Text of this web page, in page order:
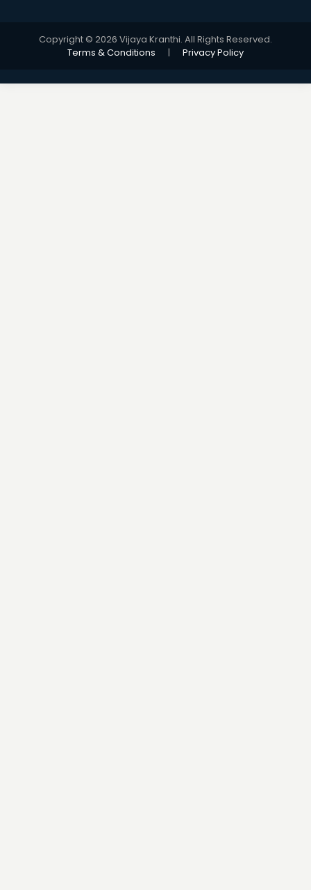
Copyright © 2026 Vijaya Kranthi. All Rights Reserved.
Terms & Conditions
| Privacy Policy